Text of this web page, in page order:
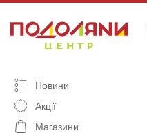
content
Новини
Акції
Магазини